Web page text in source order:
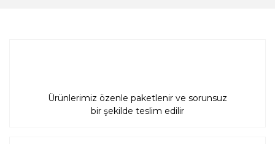
Ürünlerimiz özenle paketlenir ve sorunsuz
bir şekilde teslim edilir